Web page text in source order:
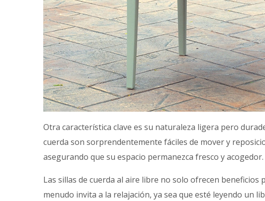
Otra característica clave es su naturaleza ligera pero
cuerda son sorprendentemente fáciles de mover y
asegurando que su espacio permanezca fresco y acogedor.
Las sillas de cuerda al aire libre no solo ofrecen
menudo invita a la relajación, ya sea que esté leyendo un